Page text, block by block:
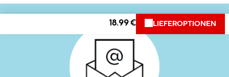
18.99 € LIEFEROPTIONEN